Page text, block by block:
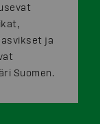
ja
Suomen.